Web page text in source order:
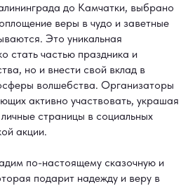
до Камчатки, выбрано
веры в чудо и заветные
Это уникальная
стать частью праздника и
но и внести свой вклад в
волшебства. Организаторы
активно участвовать, украшая
страницы в социальных
акции.
по-настоящему сказочную и
подарит надежду и веру в